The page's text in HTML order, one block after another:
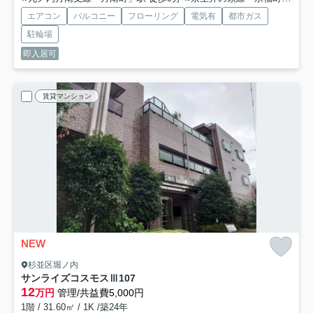
エアコン バルコニー フローリング 電気有
都市ガス
駐輪場
即入居可
賃貸マンション
NEW
杉並区堀ノ内
サンライズコスモスⅢ107
12万円 管理/共益費5,000円
1階 / 31.60㎡ / 1K /築24年